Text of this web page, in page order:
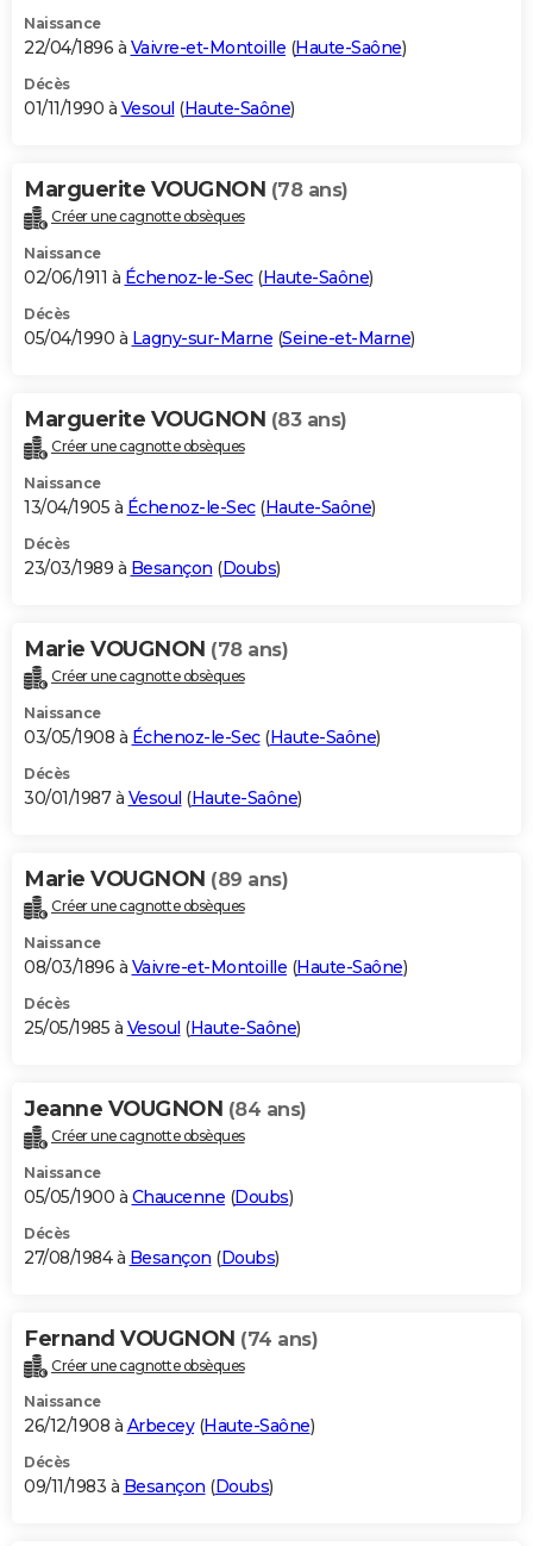
Naissance
22/04/1896 à Vaivre-et-Montoille (Haute-Saône)
Décès
01/11/1990 à Vesoul (Haute-Saône)
Marguerite VOUGNON (78 ans)
Créer une cagnotte obsèques
Naissance
02/06/1911 à Échenoz-le-Sec(Haute-Saône)
Décès
05/04/1990 à Lagny-sur-Marne (Seine-et-Marne)
Marguerite VOUGNON (83 ans)
Créer une cagnotte obsèques
Naissance
13/04/1905 à Échenoz-le-Sec(Haute-Saône)
Décès
23/03/1989 à Besançon (Doubs)
Marie VOUGNON (78 ans)
Créer une cagnotte obsèques
Naissance
03/05/1908 à Échenoz-le-Sec(Haute-Saône)
Décès
30/01/1987 à Vesoul (Haute-Saône)
Marie VOUGNON (89 ans)
Créer une cagnotte obsèques
Naissance
08/03/1896 à Vaivre-et-Montoille (Haute-Saône)
Décès
25/05/1985 à Vesoul (Haute-Saône)
Jeanne VOUGNON (84 ans)
Créer une cagnotte obsèques
Naissance
05/05/1900 à Chaucenne (Doubs)
Décès
27/08/1984 à Besançon (Doubs)
Fernand VOUGNON (74 ans)
Créer une cagnotte obsèques
Naissance
26/12/1908 à Arbecey(Haute-Saône)
Décès
09/11/1983 à Besançon (Doubs)